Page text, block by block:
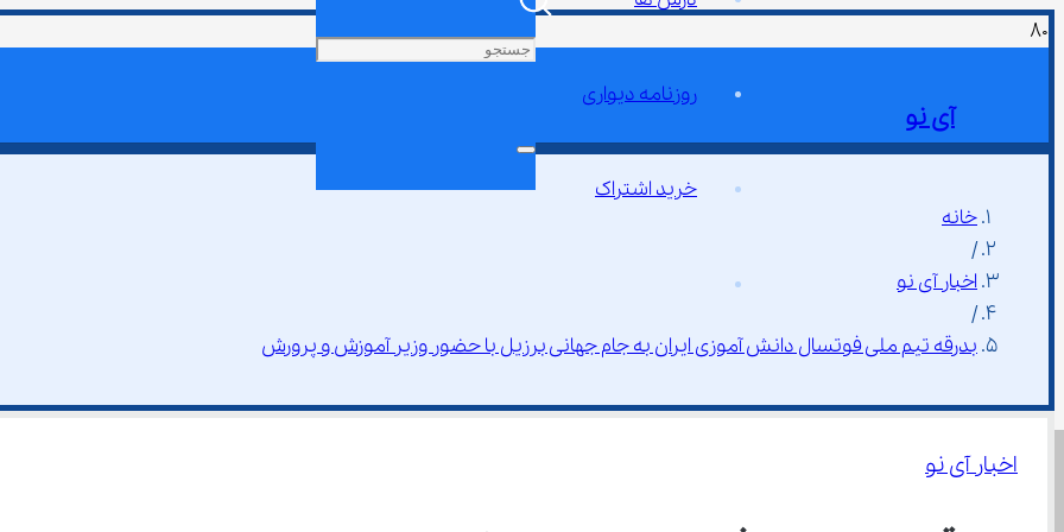
آی نو
روزنامه دیواری
خرید اشتراک
خانه
/
اخبار آی نو
/
بدرقه تیم ملی فوتسال دانش ‌آموزی ایران به جام جهانی برزیل با حضور وزیر آموزش و پرورش
اخبار آی نو